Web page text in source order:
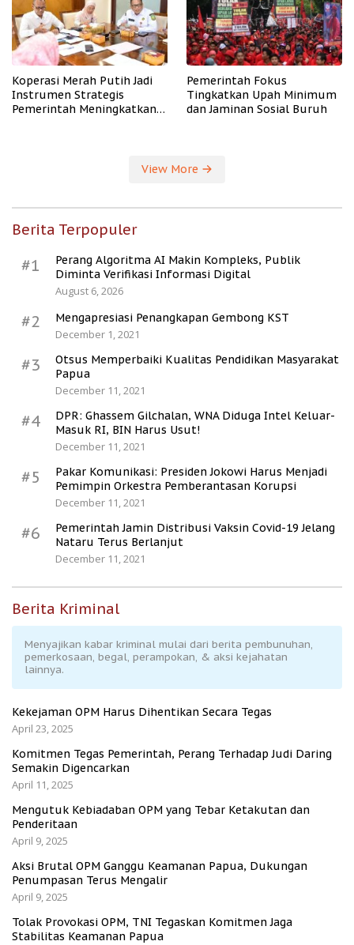
Koperasi Merah Putih Jadi
Instrumen Strategis
Pemerintah Meningkatkan
Pemerintah Fokus
Tingkatkan Upah Minimum
dan Jaminan Sosial Buruh
View More
Berita Terpopuler
#1
Perang Algoritma AI Makin Kompleks, Publik
Diminta Verifikasi Informasi Digital
August 6, 2026
#2
Mengapresiasi Penangkapan Gembong KST
December 1, 2021
#3
Otsus Memperbaiki Kualitas Pendidikan Masyarakat
Papua
December 11, 2021
#4
DPR: Ghassem Gilchalan, WNA Diduga Intel Keluar-
Masuk RI, BIN Harus Usut!
December 11, 2021
#5
Pakar Komunikasi: Presiden Jokowi Harus Menjadi
Pemimpin Orkestra Pemberantasan Korupsi
December 11, 2021
#6
Pemerintah Jamin Distribusi Vaksin Covid-19 Jelang
Nataru Terus Berlanjut
December 11, 2021
Berita Kriminal
Menyajikan kabar kriminal mulai dari berita pembunuhan,
pemerkosaan, begal, perampokan, & aksi kejahatan
lainnya.
Kekejaman OPM Harus Dihentikan Secara Tegas
April 23, 2025
Komitmen Tegas Pemerintah, Perang Terhadap Judi Daring
Semakin Digencarkan
April 11, 2025
Mengutuk Kebiadaban OPM yang Tebar Ketakutan dan
Penderitaan
April 9, 2025
Aksi Brutal OPM Ganggu Keamanan Papua, Dukungan
Penumpasan Terus Mengalir
April 9, 2025
Tolak Provokasi OPM, TNI Tegaskan Komitmen Jaga
Stabilitas Keamanan Papua